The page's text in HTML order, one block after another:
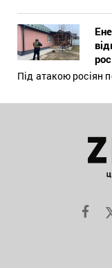
Під атакою росіян